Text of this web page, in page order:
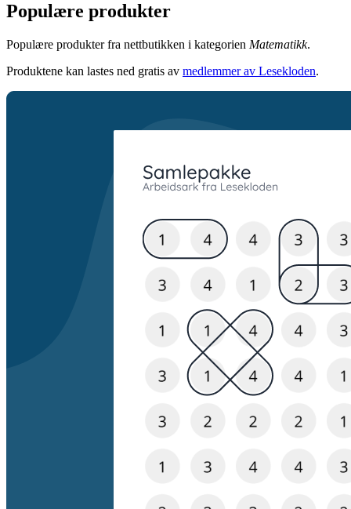
Populære produkter
Populære produkter fra nettbutikken i kategorien Matematikk.
Produktene kan lastes ned gratis av medlemmer av Lesekloden.